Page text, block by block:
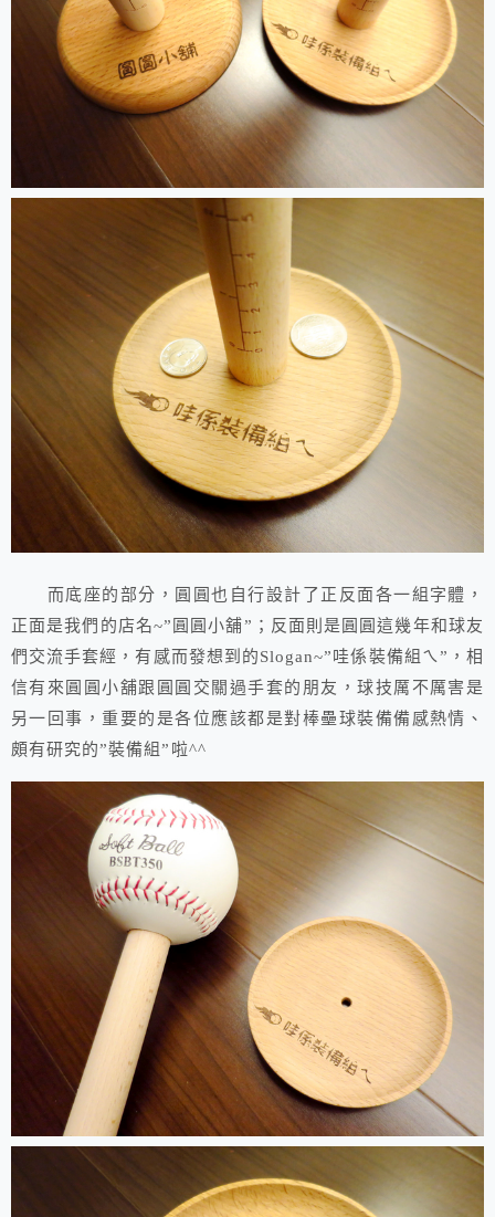
而底座的部分，圓圓也自行設計了正反面各一組字體，
正面是我們的店名~”圓圓小舖”；反面則是圓圓這幾年和球友
們交流手套經，有感而發想到的Slogan~”哇係裝備組ㄟ”，相
信有來圓圓小舖跟圓圓交關過手套的朋友，球技厲不厲害是
另一回事，重要的是各位應該都是對棒壘球裝備備感熱情、
頗有研究的”裝備組”啦^^